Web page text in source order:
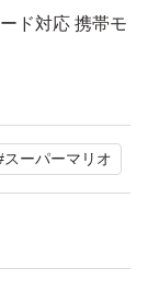
ド対応 携帯モ
スーパーマリオ